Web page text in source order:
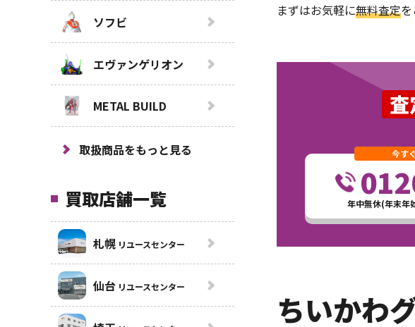
まずはお気軽に無料査定を
今す
年中無休(年末年
ちいかわ
ソフビ
エヴァンゲリオン
METAL BUILD
取扱商品をもっと見る
買取店舗一覧
札幌 リユースセンター
仙台 リユースセンター